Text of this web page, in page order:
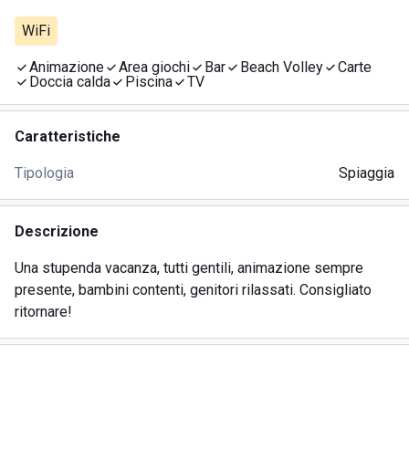
WiFi
Animazione Area giochi Bar Beach Volley
Carte
Doccia calda
Piscina TV
Caratteristiche
Tipologia Spiaggia
Descrizione
Una stupenda vacanza, tutti gentili, animazione sempre
presente, bambini contenti, genitori rilassati. Consigliato
ritornare!